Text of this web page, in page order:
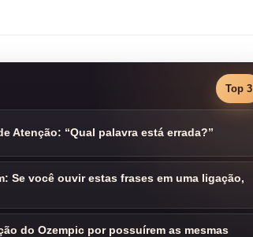
Top 3
Atenção: “Qual palavra está errada?”
Se você ouvir estas frases em uma ligação,
do Ozempic por possuírem as mesmas